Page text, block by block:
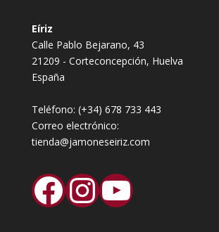
Eíriz
Calle Pablo Bejarano, 43
21209 - Corteconcepción, Huelva
España
Teléfono: (+34) 678 733 443
Correo electrónico:
tienda@jamoneseiriz.com
Facebook
Instagram
YouTube